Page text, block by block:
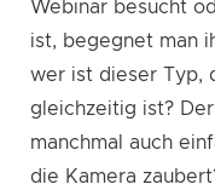
Webinar besucht
ist, begegnet man
wer ist dieser Typ,
gleichzeitig ist?
manchmal auch
die Kamera